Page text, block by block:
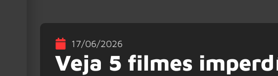
17/06/2026
Veja 5 filmes